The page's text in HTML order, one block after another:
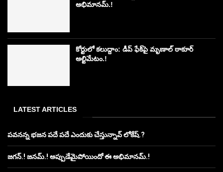
అభిమానమ్.!
కోర్టులో కలుద్దాం: డీప్ ఫేక్‌పై మృణాల్ ఠాకూర్
అల్టిమేటం.!
LATEST ARTICLES
పవనన్న భజన పదే పదే ఎందుకు చేస్తున్నావ్ లోకేష్.?
జగన్.! జనమ్.! అప్పుడేమైపోయిందో ఈ అభిమానమ్.!